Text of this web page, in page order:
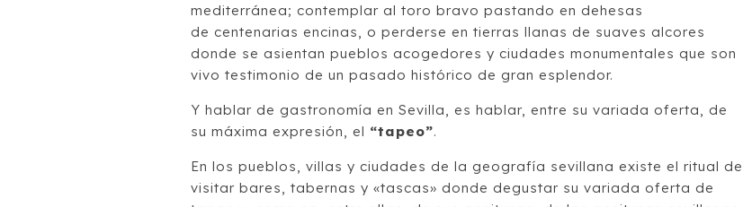
mediterránea; contemplar al toro bravo pastando en dehesas
de centenarias encinas, o perderse en tierras llanas de suaves alcores
donde se asientan pueblos acogedores y ciudades monumentales que son
vivo testimonio de un pasado histórico de gran esplendor.
Y hablar de gastronomía en Sevilla, es hablar, entre su variada oferta, de
su máxima expresión, el “tapeo”.
En los pueblos, villas y ciudades de la geografía sevillana existe el ritual de
visitar bares, tabernas y «tascas» donde degustar su variada oferta de